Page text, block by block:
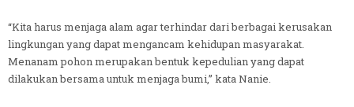
“Kita harus menjaga alam agar terhindar dari berbagai kerusakan
lingkungan yang dapat mengancam kehidupan masyarakat.
Menanam pohon merupakan bentuk kepedulian yang dapat
dilakukan bersama untuk menjaga bumi,” kata Nanie.